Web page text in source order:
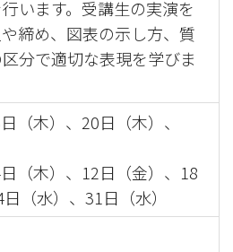
います。受講生の実演を
締め、図表の示し方、質
分で適切な表現を学びま
（木）、20日（木）、
（木）、12日（金）、18
（水）、31日（水）